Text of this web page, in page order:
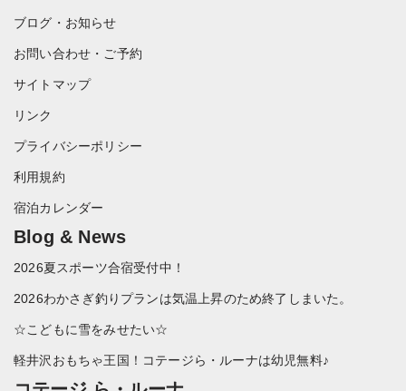
ブログ・お知らせ
お問い合わせ・ご予約
サイトマップ
リンク
プライバシーポリシー
利用規約
宿泊カレンダー
Blog & News
2026夏スポーツ合宿受付中！
2026わかさぎ釣りプランは気温上昇のため終了しまいた。
☆こどもに雪をみせたい☆
軽井沢おもちゃ王国！コテージら・ルーナは幼児無料♪